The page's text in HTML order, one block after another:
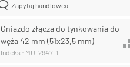
Zapytaj handlowca
Gniazdo złącza do tynkowania do
węża 42 mm (51x23,5 mm)
Indeks : MU-2947-1